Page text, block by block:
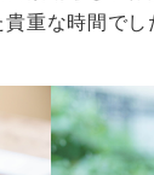
重な時間でし